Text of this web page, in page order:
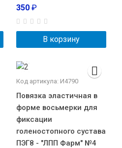
350 ₽
В корзину
Код артикула: И4790
Повязка эластичная в
форме восьмерки для
фиксации
голеностопного сустава
ПЭГ8 - "ЛПП Фарм" №4